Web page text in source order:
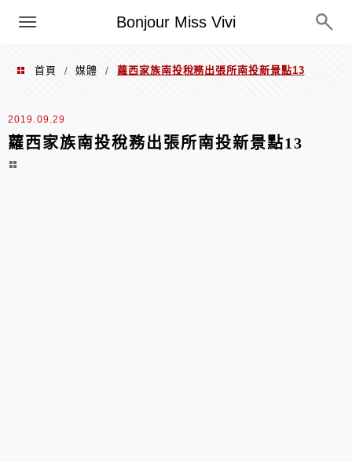
Bonjour Miss Vivi
選單
首頁 / 媒體 / 蘿西家族南投稅務出張所南投新景點13
2019.09.29
蘿西家族南投稅務出張所南投新景點13